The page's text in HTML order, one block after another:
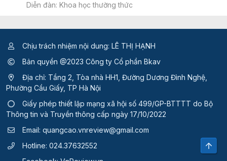
Diễn đàn: Khoa học thường thức
Chịu trách nhiệm nội dung: LÊ THỊ HẠNH
Bản quyền @2023 Công ty Cổ phần Bkav
Địa chỉ: Tầng 2, Tòa nhà HH1, Đường Dương Đình Nghệ,
Phường Cầu Giấy, TP Hà Nội
Giấy phép thiết lập mạng xã hội số 499/GP-BTTTT do Bộ
Thông tin và Truyền thông cấp ngày 17/10/2022
Email: quangcao.vnreview@gmail.com
Hotline: 024.37632552